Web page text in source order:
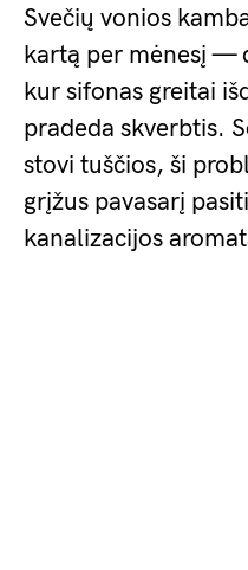
Svečių vonios
kartą per mėnesį —
kur sifonas greitai
pradeda skverbtis.
stovi tuščios, ši
grįžus pavasarį
kanalizacijos